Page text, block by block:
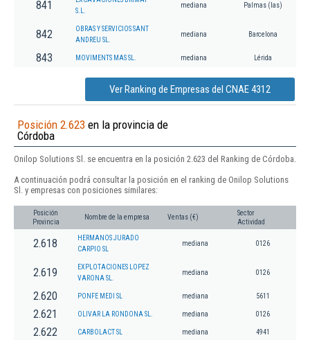
841
S.L.
mediana Palmas (las)
842
OBRAS Y SERVICIOS SANT
ANDREU SL.
mediana Barcelona
843 MOVIMENTS MAS SL. mediana Lérida
Ver Ranking de Empresas del CNAE 4312
Posición 2.623 en la provincia de
Córdoba
Onilop Solutions Sl. se encuentra en la posición 2.623 del Ranking de Córdoba.
A continuación podrá consultar la posición en el ranking de Onilop Solutions
Sl. y empresas con posiciones similares:
Posición
Provincia
Nombre de la empresa Ventas (€)
Sector
Actividad
2.618
HERMANOS JURADO
CARPIO SL
mediana 0126
2.619
EXPLOTACIONES LOPEZ
VARONA SL.
mediana 0126
2.620 PONFE MEDI SL mediana 5611
2.621 OLIVAR LA RONDONA SL. mediana 0126
2.622 CARBOLACT SL mediana 4941